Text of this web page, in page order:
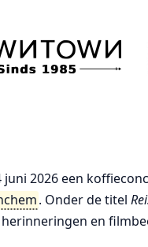
2026 een
. Onder de titel
en